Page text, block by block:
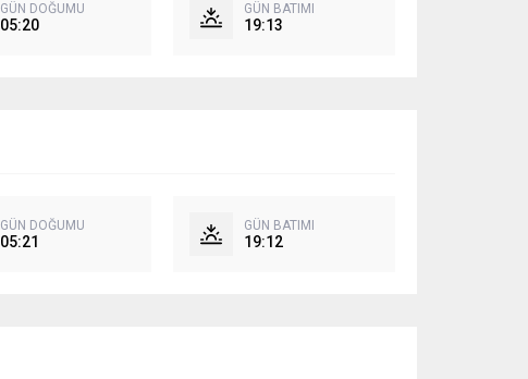
GÜN DOĞUMU
05:20
GÜN BATIMI
19:13
GÜN DOĞUMU
05:21
GÜN BATIMI
19:12